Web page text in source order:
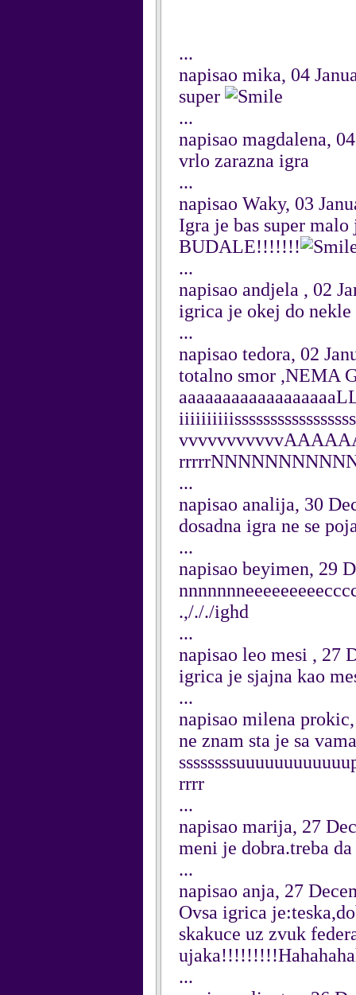
...
napisao mika, 04
super
...
napisao magdalena,
vrlo zarazna igra
...
napisao Waky, 03
Igra je bas super
BUDALE!!!!!!!
...
napisao andjela , 02
igrica je okej do nekle
...
napisao tedora, 02
totalno smor ,NEMA
...
napisao analija, 30
dosadna igra ne se
...
napisao beyimen, 29
.,/././ighd
...
napisao leo mesi , 27
igrica je sjajna kao
...
napisao milena
ne znam sta je sa
rrrr
...
napisao marija, 27
meni je dobra.treba
...
napisao anja, 27
Ovsa igrica
skakuce uz zvuk
...